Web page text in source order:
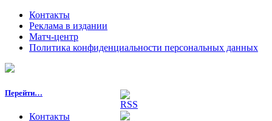
Контакты
Реклама в издании
Матч-центр
Политика конфиденциальности персональных данных
Перейти…
Контакты